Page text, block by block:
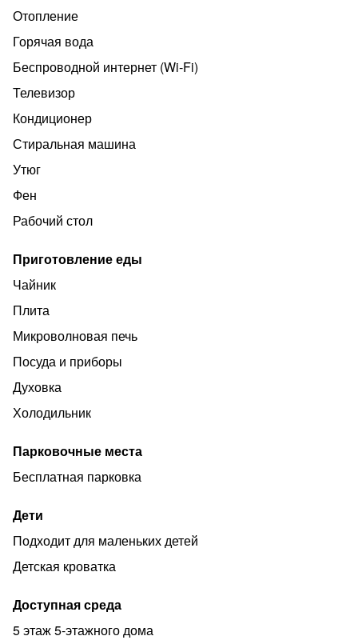
Отопление
Горячая вода
Беспроводной интернет (Wi‑Fi)
Телевизор
Кондиционер
Стиральная машина
Утюг
Фен
Рабочий стол
Приготовление еды
Чайник
Плита
Микроволновая печь
Посуда и приборы
Духовка
Холодильник
Парковочные места
Бесплатная парковка
Дети
Подходит для маленьких детей
Детская кроватка
Доступная среда
5 этаж 5-этажного дома